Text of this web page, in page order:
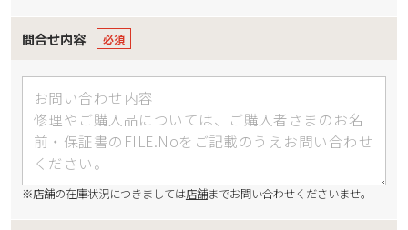
問合せ内容
※店舗の在庫状況につきましては店舗までお問い合わせくださいませ。